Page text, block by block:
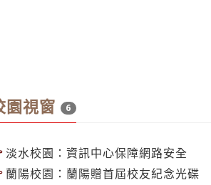
園視窗 6
淡水校園：資訊中心保障網路安全
蘭陽校園：蘭陽贈首屆校友紀念光碟